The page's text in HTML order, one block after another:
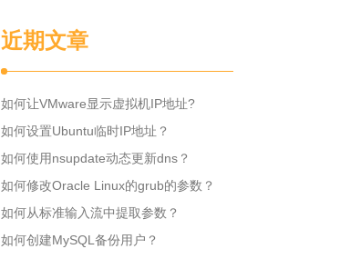
近期文章
如何让VMware显示虚拟机IP地址?
如何设置Ubuntu临时IP地址？
如何使用nsupdate动态更新dns？
如何修改Oracle Linux的grub的参数？
如何从标准输入流中提取参数？
如何创建MySQL备份用户？